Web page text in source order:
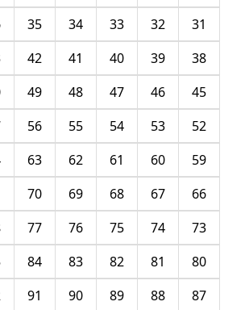
31
32
33
34
35
38
39
40
41
42
45
46
47
48
49
52
53
54
55
56
59
60
61
62
63
66
67
68
69
70
73
74
75
76
77
80
81
82
83
84
87
88
89
90
91